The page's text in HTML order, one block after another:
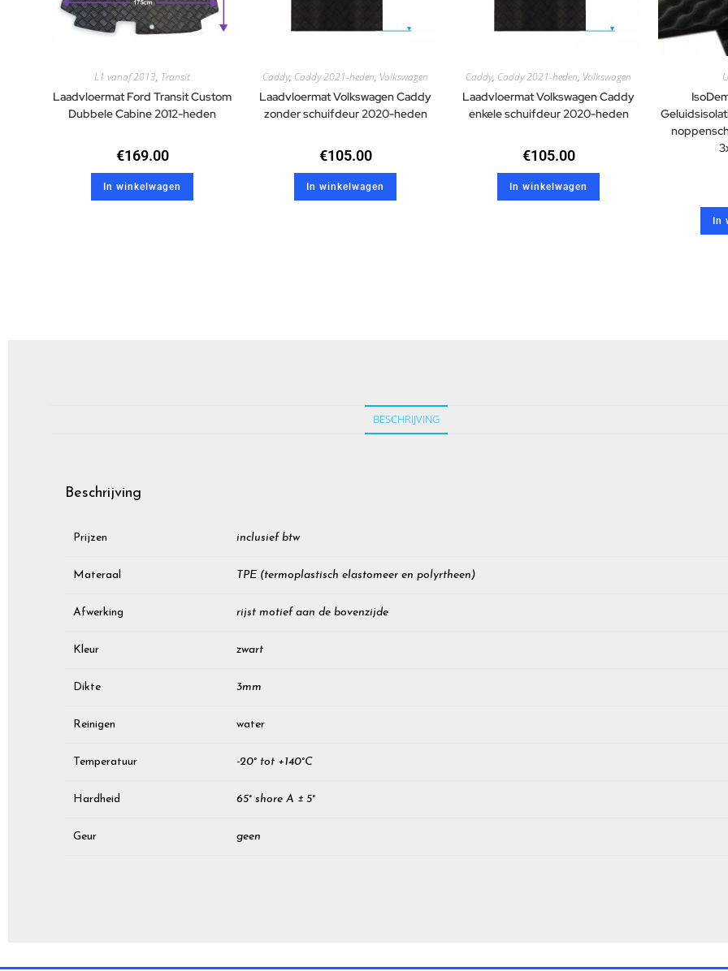
L1 vanaf 2013, Transit
Laadvloermat Ford Transit Custom
Dubbele Cabine 2012-heden
€169.00
In winkelwagen
Caddy, Caddy 2021-heden, Volkswagen
Laadvloermat Volkswagen Caddy
zonder schuifdeur 2020-heden
€105.00
In winkelwagen
Caddy, Caddy 2021-heden, Volkswagen
Laadvloermat Volkswagen Caddy
enkele schuifdeur 2020-heden
€105.00
In winkelwagen
In
BESCHRIJVING
Beschrijving
Prijzen inclusief btw
Materaal TPE (termoplastisch elastomeer en polyrtheen)
Afwerking rijst motief aan de bovenzijde
Kleur zwart
Dikte 3mm
Reinigen water
Temperatuur -20° tot +140°C
Hardheid 65° shore A ± 5°
Geur geen